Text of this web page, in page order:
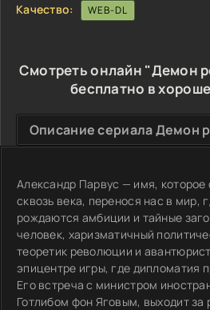
Качество:
WEB-DL
Смотреть онлайн "Демон
бесплатно в
Описание сериала Демон
Александр Парвус — имя, которое
сквозь века, перенося нас в мир,
рождаются амбиции и тайные
человек, харизматичный
теоретик революции и
эпицентре игры, где дипломатия
Его встреча с министром
Готлибом фон Яговым, выходит за